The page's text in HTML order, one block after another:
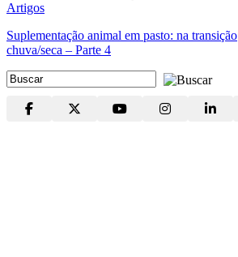
Artigos
Suplementação animal em pasto: na transição
chuva/seca – Parte 4